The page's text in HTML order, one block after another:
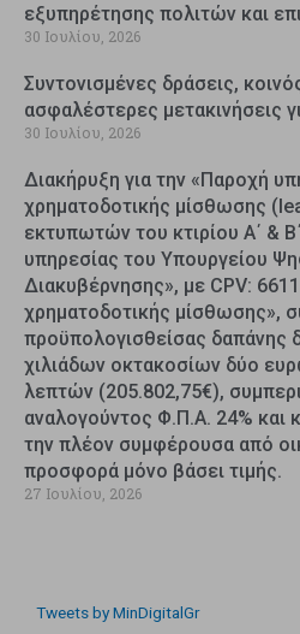
εξυπηρέτησης πολιτών και
30 Ιουλίου, 2026
Συντονισμένες δράσεις,
ασφαλέστερες μετακινήσεις
30 Ιουλίου, 2026
Διακήρυξη για την «Παροχή
χρηματοδοτικής μίσθωσης
εκτυπωτών του κτιρίου Α΄ &
υπηρεσίας του Υπουργείου
Διακυβέρνησης», με CPV:
χρηματοδοτικής μίσθωσης»,
προϋπολογισθείσας δαπάνης
χιλιάδων οκτακοσίων δύο
λεπτών (205.802,75€),
αναλογούντος Φ.Π.Α. 24% και
την πλέον συμφέρουσα από
προσφορά μόνο βάσει τιμής.
27 Ιουλίου, 2026
Tweets by MinDigitalGr